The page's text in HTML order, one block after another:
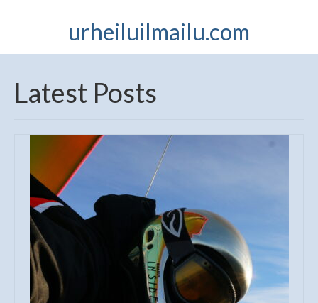
urheiluilmailu.com
Latest Posts